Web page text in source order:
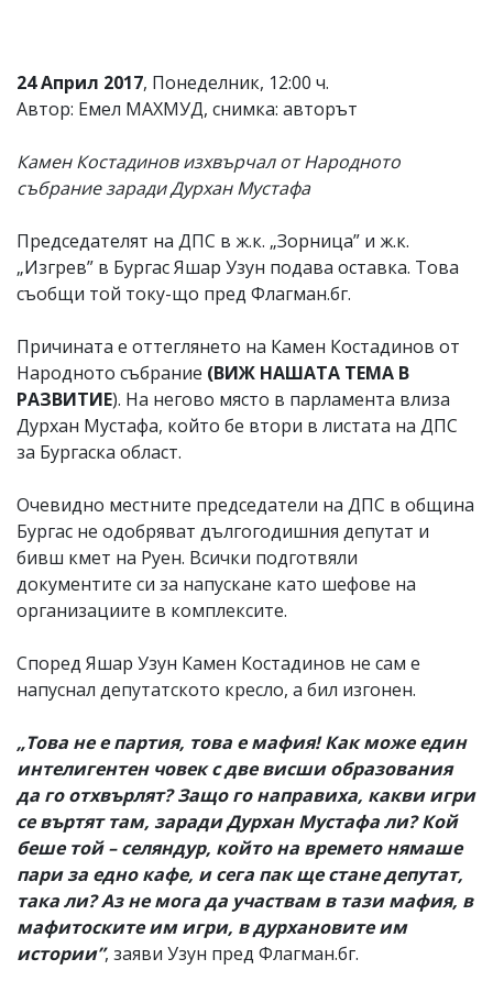
24 Април 2017, Понеделник, 12:00 ч.
Автор: Емел МАХМУД, снимка: авторът
Камен Костадинов изхвърчал от Народното
събрание заради Дурхан Мустафа
Председателят на ДПС в ж.к. „Зорница” и ж.к.
„Изгрев” в Бургас Яшар Узун подава оставка. Това
съобщи той току-що пред Флагман.бг.
Причината е оттеглянето на Камен Костадинов от
Народното събрание (ВИЖ НАШАТА ТЕМА В
РАЗВИТИЕ). На негово място в парламента влиза
Дурхан Мустафа, който бе втори в листата на ДПС
за Бургаска област.
Очевидно местните председатели на ДПС в община
Бургас не одобряват дългогодишния депутат и
бивш кмет на Руен. Всички подготвяли
документите си за напускане като шефове на
организациите в комплексите.
Според Яшар Узун Камен Костадинов не сам е
напуснал депутатското кресло, а бил изгонен.
„Това не е партия, това е мафия! Как може един
интелигентен човек с две висши образования
да го отхвърлят? Защо го направиха, какви игри
се въртят там, заради Дурхан Мустафа ли? Кой
беше той – селяндур, който на времето нямаше
пари за едно кафе, и сега пак ще стане депутат,
така ли? Аз не мога да участвам в тази мафия, в
мафитоските им игри, в дурхановите им
истории”, заяви Узун пред Флагман.бг.